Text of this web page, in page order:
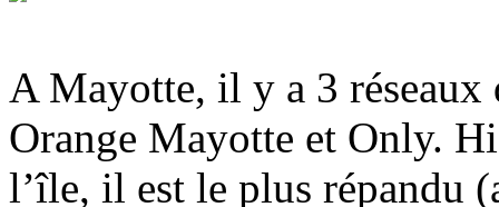
A Mayotte, il y a 3
Orange Mayotte et Only.
l’île, il est le plus répandu